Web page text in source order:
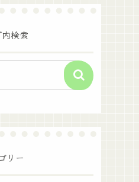
検索
リー